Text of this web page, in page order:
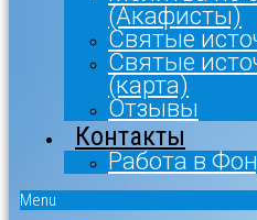
(Акафисты)
Святые
Святые
(карта)
Отзывы
Контакты
Работа в
Menu